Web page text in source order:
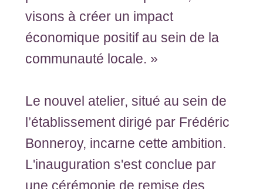
visons à créer un impact
économique positif au sein de la
communauté locale. »
Le nouvel atelier, situé au sein de
l’établissement dirigé par Frédéric
Bonneroy, incarne cette ambition.
L'inauguration s'est conclue par
une cérémonie de remise des